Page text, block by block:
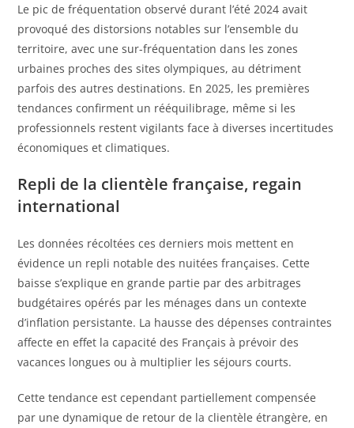
Le pic de fréquentation observé durant l’été 2024 avait
provoqué des distorsions notables sur l’ensemble du
territoire, avec une sur-fréquentation dans les zones
urbaines proches des sites olympiques, au détriment
parfois des autres destinations. En 2025, les premières
tendances confirment un rééquilibrage, même si les
professionnels restent vigilants face à diverses incertitudes
économiques et climatiques.
Repli de la clientèle française, regain
international
Les données récoltées ces derniers mois mettent en
évidence un repli notable des nuitées françaises. Cette
baisse s’explique en grande partie par des arbitrages
budgétaires opérés par les ménages dans un contexte
d’inflation persistante. La hausse des dépenses contraintes
affecte en effet la capacité des Français à prévoir des
vacances longues ou à multiplier les séjours courts.
Cette tendance est cependant partiellement compensée
par une dynamique de retour de la clientèle étrangère, en